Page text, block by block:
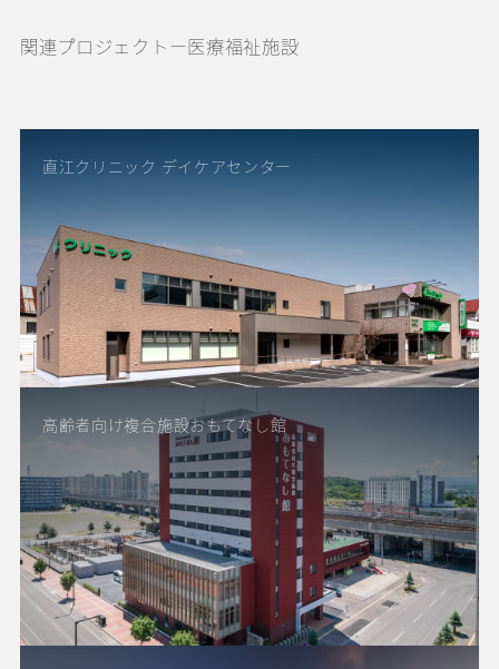
関連プロジェクトー医療福祉施設
直江クリニック デイケアセンター
高齢者向け複合施設おもてなし館